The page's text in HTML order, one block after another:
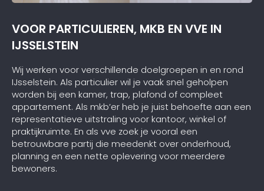
VOOR PARTICULIEREN, MKB EN VVE IN
IJSSELSTEIN
Wij werken voor verschillende doelgroepen in en rond
IJsselstein. Als particulier wil je vaak snel geholpen
worden bij een kamer, trap, plafond of compleet
appartement. Als mkb’er heb je juist behoefte aan een
representatieve uitstraling voor kantoor, winkel of
praktijkruimte. En als vve zoek je vooral een
betrouwbare partij die meedenkt over onderhoud,
planning en een nette oplevering voor meerdere
bewoners.